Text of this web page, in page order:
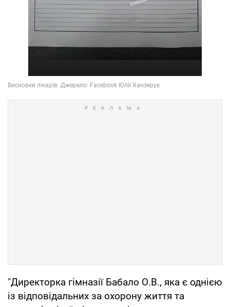
"Директорка гімназії Бабало О.В., яка є однією
із відповідальних за охорону життя та